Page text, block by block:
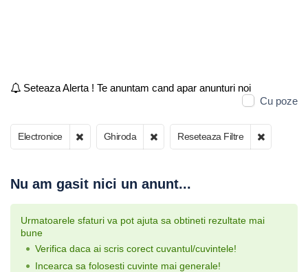
Seteaza Alerta ! Te anuntam cand apar anunturi noi
Cu poze
Electronice Ghiroda Reseteaza Filtre
Nu am gasit nici un anunt...
Urmatoarele sfaturi va pot ajuta sa obtineti rezultate mai
bune
Verifica daca ai scris corect cuvantul/cuvintele!
Incearca sa folosesti cuvinte mai generale!